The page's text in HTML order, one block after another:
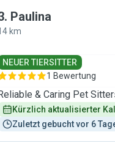
. Paulina
km
NEUER TIERSITTER
1 Bewertung
& Caring Pet
Kürzlich aktualisierter
Zuletzt gebucht vor 6